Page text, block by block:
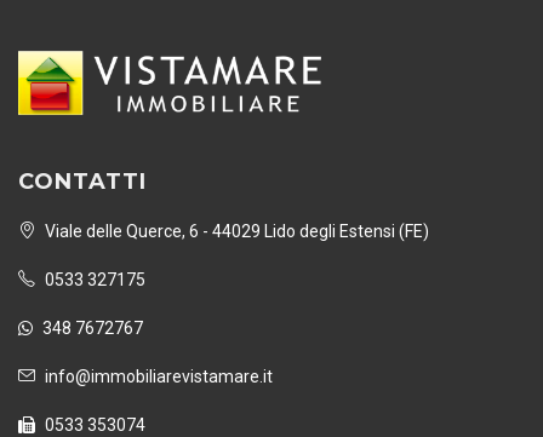
CONTATTI
Viale delle Querce, 6 - 44029 Lido degli Estensi (FE)
0533 327175
348 7672767
info@immobiliarevistamare.it
0533 353074